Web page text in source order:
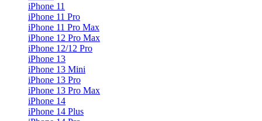
iPhone 11
iPhone 11 Pro
iPhone 11 Pro Max
iPhone 12 Pro Max
iPhone 12/12 Pro
iPhone 13
iPhone 13 Mini
iPhone 13 Pro
iPhone 13 Pro Max
iPhone 14
iPhone 14 Plus